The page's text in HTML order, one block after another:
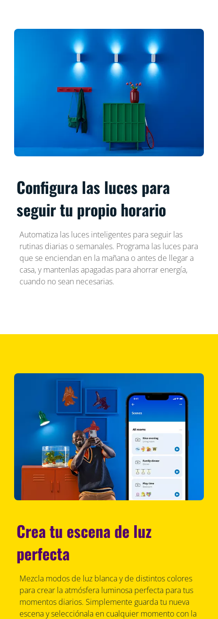
Configura las luces para
seguir tu propio horario
Automatiza las luces inteligentes para seguir las
rutinas diarias o semanales. Programa las luces para
que se enciendan en la mañana o antes de llegar a
casa, y mantenlas apagadas para ahorrar energía,
cuando no sean necesarias.
Crea tu escena de luz
perfecta
Mezcla modos de luz blanca y de distintos colores
para crear la atmósfera luminosa perfecta para tus
momentos diarios. Simplemente guarda tu nueva
escena y selecciónala en cualquier momento con la